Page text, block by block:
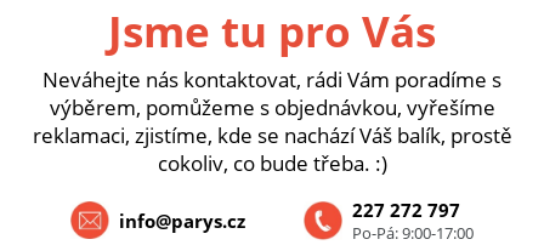
Jsme tu pro Vás
Neváhejte nás kontaktovat, rádi Vám poradíme s
výběrem, pomůžeme s objednávkou, vyřešíme
reklamaci, zjistíme, kde se nachází Váš balík, prostě
cokoliv, co bude třeba. :)
227 272 797
Po-Pá: 9:00-17:00
info@parys.cz